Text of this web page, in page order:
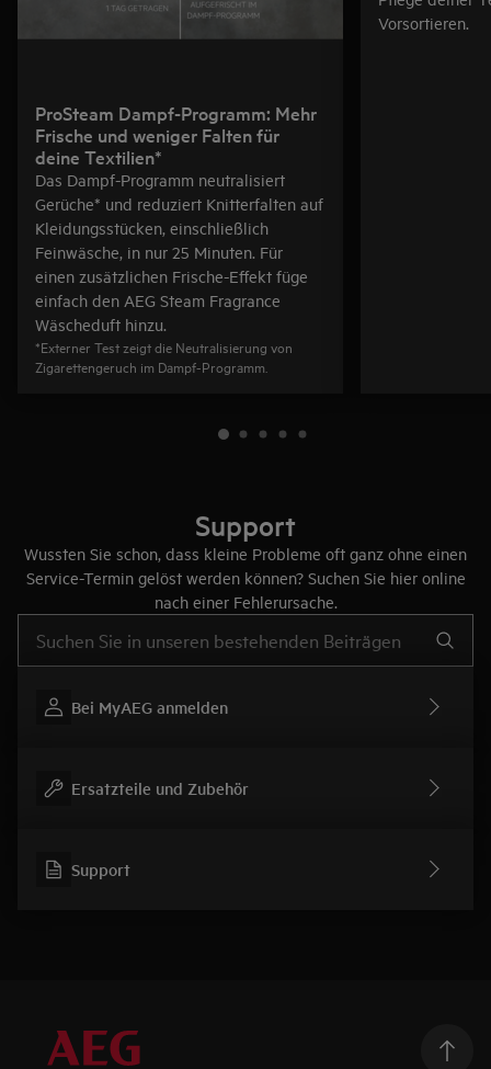
ProSteam Dampf-Programm: Mehr
Frische und weniger Falten für
deine Textilien*
Das Dampf-Programm neutralisiert
Gerüche* und reduziert Knitterfalten auf
Kleidungsstücken, einschließlich
Feinwäsche, in nur 25 Minuten. Für
einen zusätzlichen Frische-Effekt füge
einfach den AEG Steam Fragrance
Wäscheduft hinzu.
*Externer Test zeigt die Neutralisierung von
Zigarettengeruch im Dampf-Programm.
Vorsortieren.
Support
Wussten Sie schon, dass kleine Probleme oft ganz ohne einen
Service-Termin gelöst werden können? Suchen Sie hier online
nach einer Fehlerursache.
Bei MyAEG anmelden
Ersatzteile und Zubehör
Support